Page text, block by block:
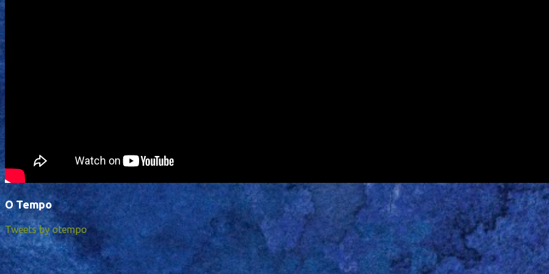
O Tempo
Tweets by otempo